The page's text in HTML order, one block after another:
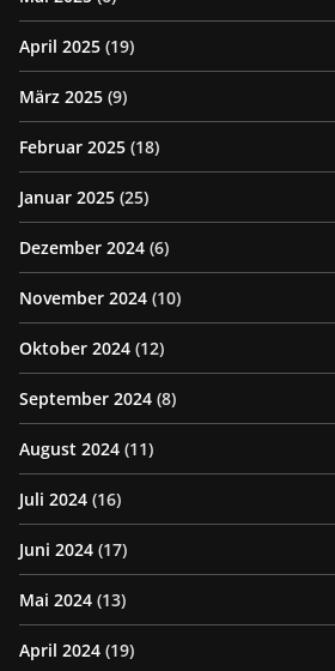
April 2025 (19)
März 2025 (9)
Februar 2025 (18)
Januar 2025 (25)
Dezember 2024 (6)
November 2024 (10)
Oktober 2024 (12)
September 2024 (8)
August 2024 (11)
Juli 2024 (16)
Juni 2024 (17)
Mai 2024 (13)
April 2024 (19)